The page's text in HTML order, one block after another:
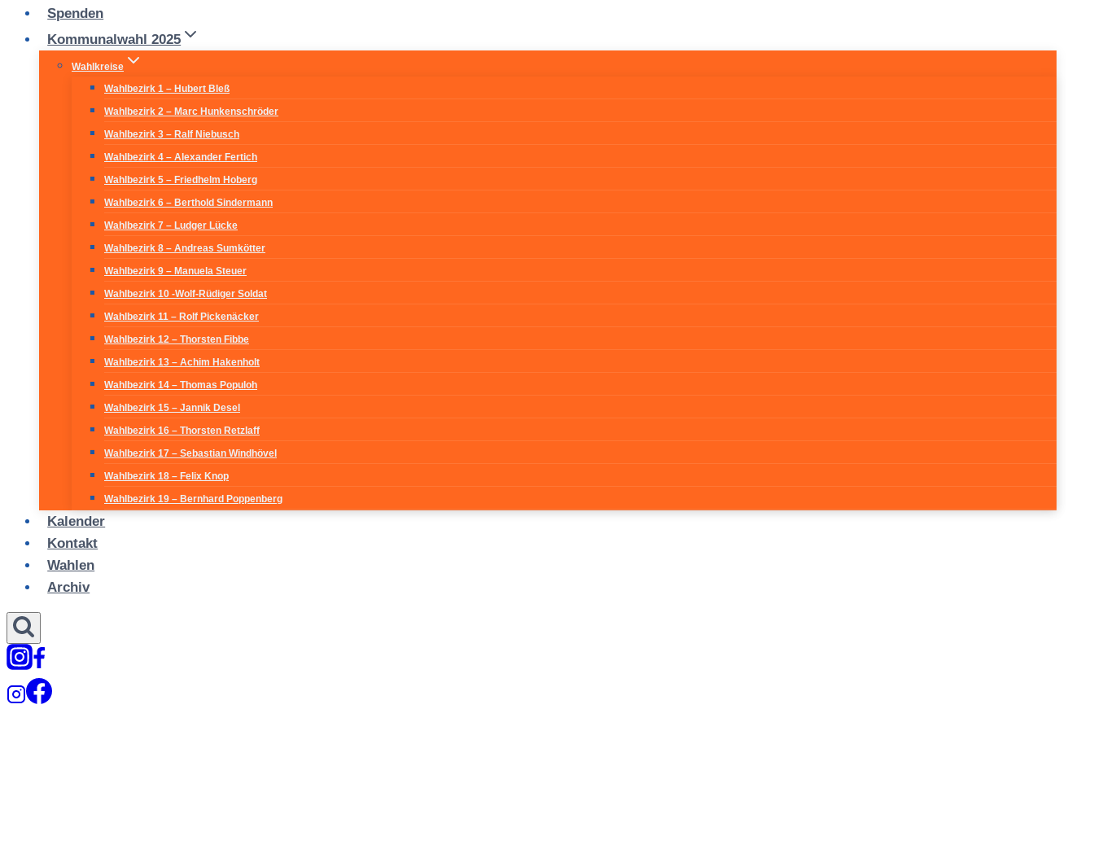
Spenden
Kommunalwahl 2025
Wahlkreise
Wahlbezirk 1 – Hubert Bleß
Wahlbezirk 2 – Marc Hunkenschröder
Wahlbezirk 3 – Ralf Niebusch
Wahlbezirk 4 – Alexander Fertich
Wahlbezirk 5 – Friedhelm Hoberg
Wahlbezirk 6 – Berthold Sindermann
Wahlbezirk 7 – Ludger Lücke
Wahlbezirk 8 – Andreas Sumkötter
Wahlbezirk 9 – Manuela Steuer
Wahlbezirk 10 -Wolf-Rüdiger Soldat
Wahlbezirk 11 – Rolf Pickenäcker
Wahlbezirk 12 – Thorsten Fibbe
Wahlbezirk 13 – Achim Hakenholt
Wahlbezirk 14 – Thomas Populoh
Wahlbezirk 15 – Jannik Desel
Wahlbezirk 16 – Thorsten Retzlaff
Wahlbezirk 17 – Sebastian Windhövel
Wahlbezirk 18 – Felix Knop
Wahlbezirk 19 – Bernhard Poppenberg
Kalender
Kontakt
Wahlen
Archiv